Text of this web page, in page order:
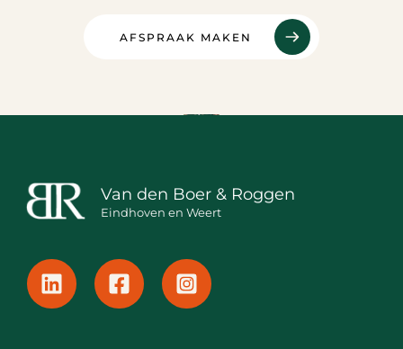
AFSPRAAK MAKEN
Van den Boer & Roggen
Eindhoven en Weert